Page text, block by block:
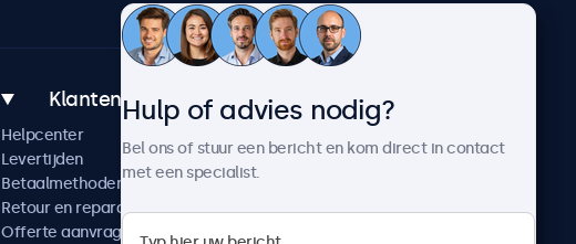
Klantenservice
Helpcenter
Levertijden
Betaalmethoden
Retour en reparatie
Offerte aanvragen
Over Beetronics
Nieuws en updates
Werken bij Beetronics
Algemene voorwaarden
Hulp of advies nodig?
Bel ons of stuur een bericht en kom direct in contact
met een specialist.